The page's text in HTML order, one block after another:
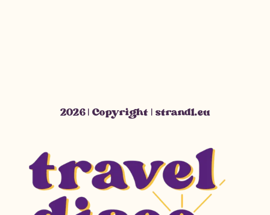
2026 | Copyright | strandl.eu